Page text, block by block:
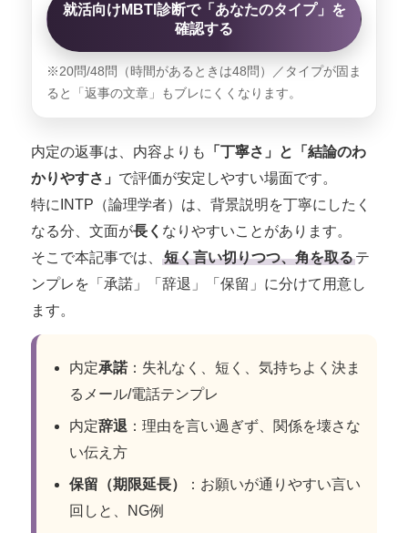
就活向けMBTI診断で「あなたのタイプ」を
確認する
※20問/48問（時間があるときは48問）／タイプが固ま
ると「返事の文章」もブレにくくなります。
内定の返事は、内容よりも
「丁寧さ」と「結論のわ
かりやすさ」 で評価が安定しやすい場面です。
特にINTP（論理学者）は、背景説明を丁寧にしたく
なる分、文面が長く なりやすいことがあります。
そこで本記事では、
短く言い切りつつ、角を取るテ
ンプレを「承諾」「辞退」「保留」に分けて用意し
ます。
内定承諾 ：失礼なく、短く、気持ちよく決ま
るメール/電話テンプレ
内定辞退 ：理由を言い過ぎず、関係を壊さな
い伝え方
保留（期限延長）
：お願いが通りやすい言い
回しと、NG例